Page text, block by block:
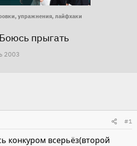
упражнения, лайфхаки
прыгать
2003
#1
конкуром всерьёз(второй